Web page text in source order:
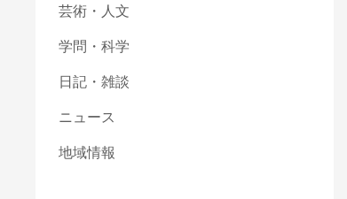
芸術・人文
学問・科学
日記・雑談
ニュース
地域情報